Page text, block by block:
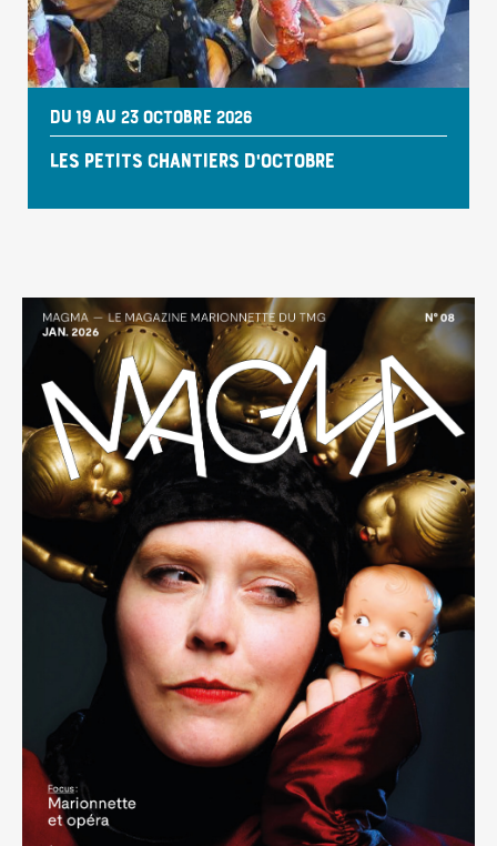
DU 19 AU 23 OCTOBRE 2026
LES PETITS CHANTIERS D'OCTOBRE